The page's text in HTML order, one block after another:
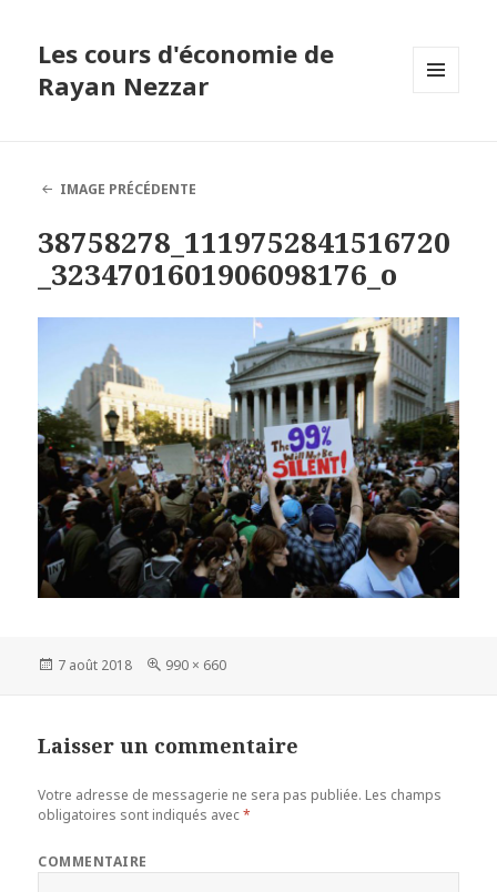
Les cours d'économie de
Rayan Nezzar
IMAGE PRÉCÉDENTE
38758278_1119752841516720
_3234701601906098176_o
Publié
7 août 2018
Taille
990 × 660
Laisser un commentaire
Votre adresse de messagerie ne sera pas publiée. Les champs
obligatoires sont indiqués avec*
COMMENTAIRE